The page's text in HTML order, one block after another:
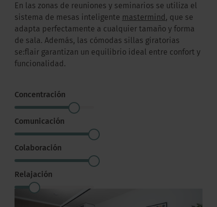
En las zonas de reuniones y seminarios se utiliza el
sistema de mesas inteligente mastermind , que se
adapta perfectamente a cualquier tamaño y forma
de sala. Además, las cómodas sillas giratorias
se:flair garantizan un equilibrio ideal entre confort y
funcionalidad.
Concentración
Comunicación
Colaboración
Relajación